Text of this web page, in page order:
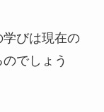
びは現在の
でしょう